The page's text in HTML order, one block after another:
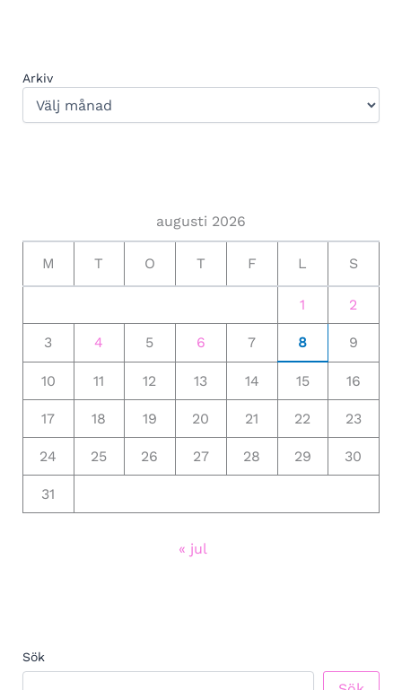
Arkiv
augusti 2026
M T O T F L S
1 2
3 4 5 6 7 8 9
10 11 12 13 14 15 16
17 18 19 20 21 22 23
24 25 26 27 28 29 30
31
« jul
Sök